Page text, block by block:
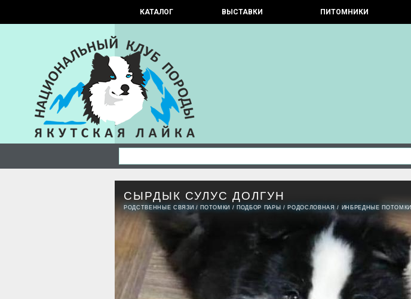
КАТАЛОГ ВЫСТАВКИ ПИТОМНИКИ
СЫРДЫК СУЛУС ДОЛГУН
РОДСТВЕННЫЕ СВЯЗИ / ПОТОМКИ / ПОДБОР ПАРЫ / РОДОСЛОВНАЯ / ИНБРЕДНЫЕ ПОТОМКИ